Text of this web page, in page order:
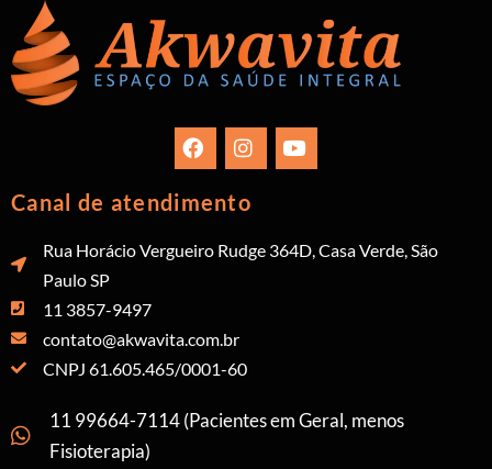
Canal de atendimento
Rua Horácio Vergueiro Rudge 364D, Casa Verde, São
Paulo SP
11 3857-9497
contato@akwavita.com.br
CNPJ 61.605.465/0001-60
11 99664-7114 (Pacientes em Geral, menos
Fisioterapia)